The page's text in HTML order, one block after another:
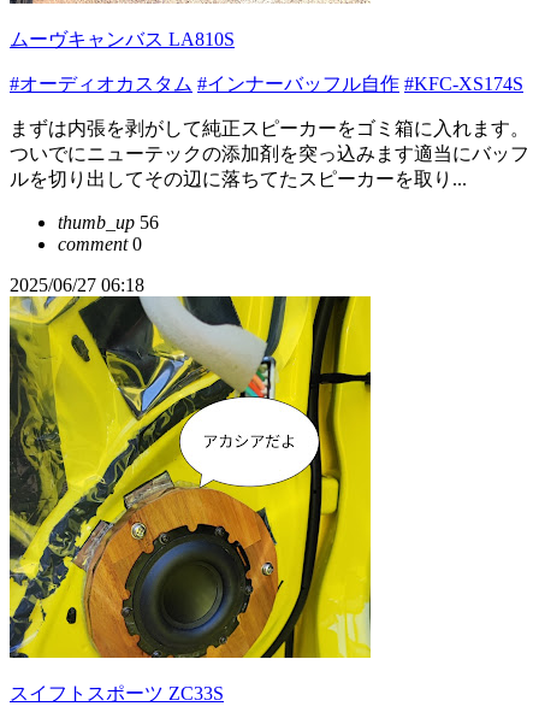
ムーヴキャンバス LA810S
#オーディオカスタム #インナーバッフル自作 #KFC-XS174S
まずは内張を剥がして純正スピーカーをゴミ箱に入れます。
ついでにニューテックの添加剤を突っ込みます適当にバッフ
ルを切り出してその辺に落ちてたスピーカーを取り...
thumb_up 56
comment0
2025/06/27 06:18
スイフトスポーツ ZC33S